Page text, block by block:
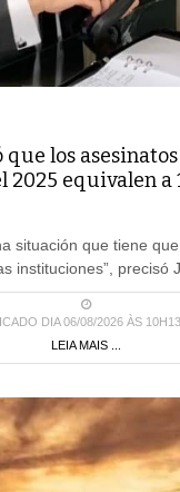
los
2025 equivalen a
situación que tiene
instituciones”, precisó
DIA 06/08/2026 ÀS
LEIA MAIS ...